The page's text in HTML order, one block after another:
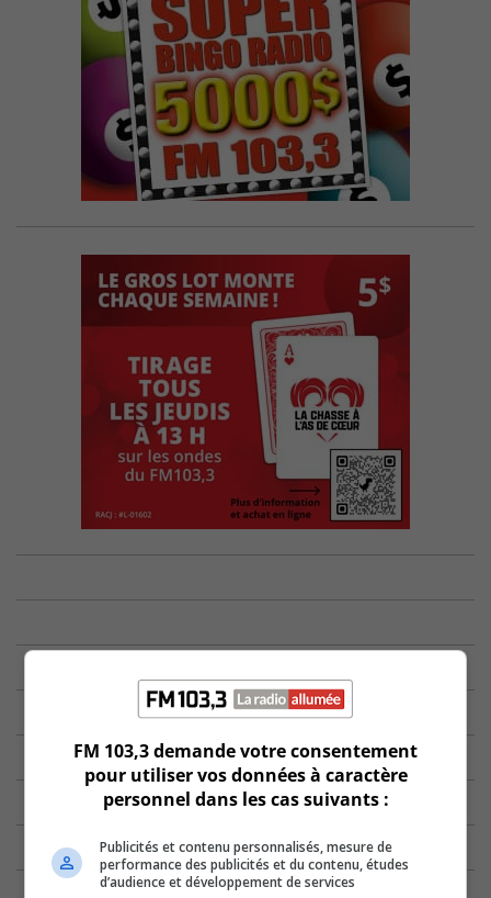
FM 103,3 demande votre consentement
pour utiliser vos données à caractère
personnel dans les cas suivants :
Publicités et contenu personnalisés, mesure de
performance des publicités et du contenu, études
d’audience et développement de services